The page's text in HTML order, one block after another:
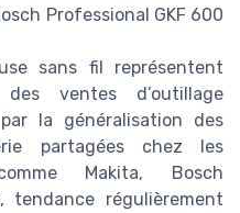
Professional GKF 600
sans fil représentent
ventes d’outillage
la généralisation des
partagées chez les
Makita, Bosch
tendance régulièrement